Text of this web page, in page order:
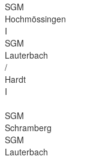
SGM
Hochmössingen
I
SGM
Lauterbach
/
Hardt
I
SGM
Schramberg
SGM
Lauterbach